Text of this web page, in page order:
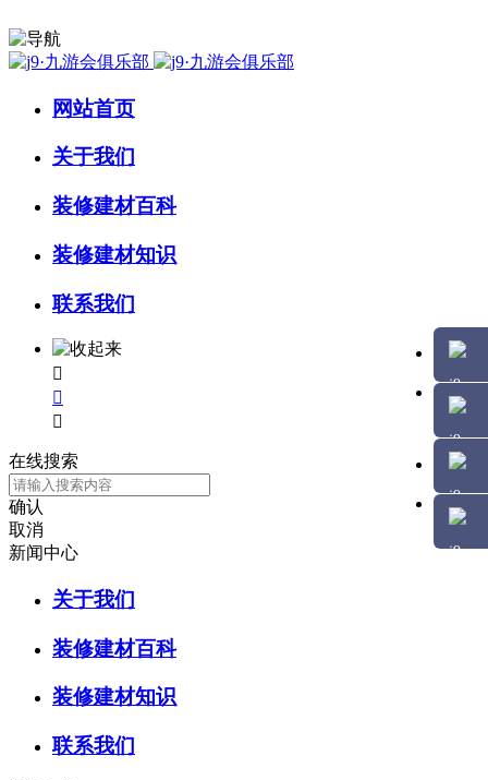
网站首页
关于我们
装修建材百科
装修建材知识
联系我们



在线搜索
确认
取消
新闻中心
关于我们
装修建材百科
装修建材知识
联系我们